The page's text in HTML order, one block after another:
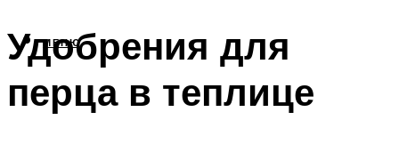
МЕНЮ
Удобрения для
перца в теплице